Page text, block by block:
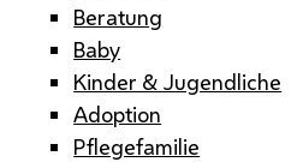
Beratung
Baby
Kinder & Jugendliche
Adoption
Pflegefamilie